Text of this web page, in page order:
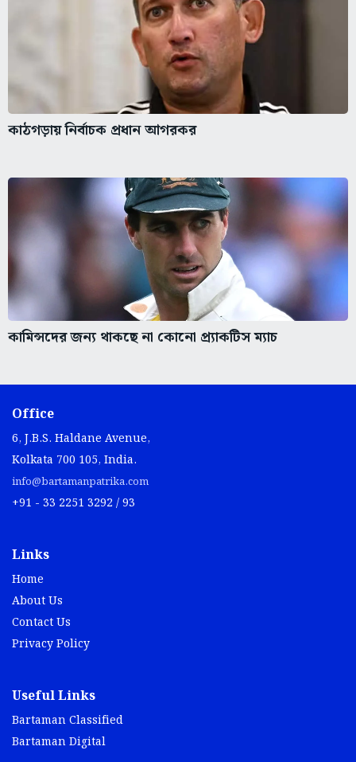
কাঠগড়ায় নির্বাচক প্রধান আগরকর
কামিন্সদের জন্য থাকছে না কোনো প্র্যাকটিস ম্যাচ
Office
6, J.B.S. Haldane Avenue,
Kolkata 700 105, India.
info@bartamanpatrika.com
+91 - 33 2251 3292 / 93
Links
Home
About Us
Contact Us
Privacy Policy
Useful Links
Bartaman Classified
Bartaman Digital